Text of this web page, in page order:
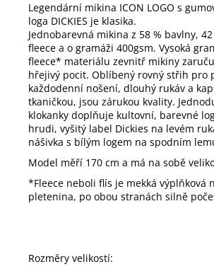
Legendární mikina ICON LOGO s
loga DICKIES je klasika.
Jednobarevná mikina z 58 % bavlny,
fleece a o gramáži 400gsm. Vysoká
fleece* materiálu zevnitř mikiny
hřejivý pocit. Oblíbený rovný střih pro
každodenní nošení, dlouhý rukáv a
tkaničkou, jsou zárukou kvality.
klokanky doplňuje kultovní, barevné
hrudi, vyšitý label Dickies na levém
nášivka s bílým logem na spodním
Model měří 170 cm a má na sobě
*Fleece neboli flís je mekká výplňková
pletenina, po obou stranách silně
Rozměry velikostí: